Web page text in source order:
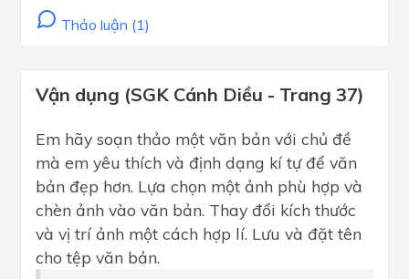
Thảo luận (1)
Vận dụng (SGK Cánh Diều - Trang 37)
Em hãy soạn thảo một văn bản với chủ đề
mà em yêu thích và định dạng kí tự để văn
bản đẹp hơn. Lựa chọn một ảnh phù hợp và
chèn ảnh vào văn bản. Thay đổi kích thước
và vị trí ảnh một cách hợp lí. Lưu và đặt tên
cho tệp văn bản.